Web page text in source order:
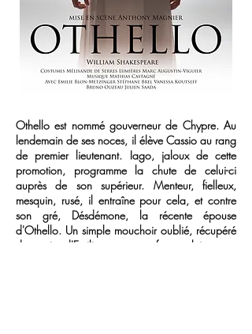
Othello est nommé gouverneur de Chypre. Au
lendemain de ses noces, il élève Cassio au rang
de premier lieutenant. Iago, jaloux de cette
promotion, programme la chute de celui-ci
auprès de son supérieur. Menteur, fielleux,
mesquin, rusé, il entraîne pour cela, et contre
son gré, Désdémone, la récente épouse
d'Othello. Un simple mouchoir oublié, récupéré
des mains d'Emilia, sa propre femme, lui permet